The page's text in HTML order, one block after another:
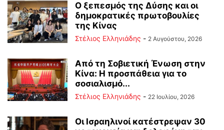
Ο ξεπεσμός της Δύσης και οι
δημοκρατικές πρωτοβουλίες
της Κίνας
Στέλιος Ελληνιάδης - 2 Αυγούστου, 2026
Από τη Σοβιετική Ένωση στην
Κίνα: Η προσπάθεια για το
σοσιαλισμό...
Στέλιος Ελληνιάδης - 22 Ιουλίου, 2026
Οι Ισραηλινοί κατέστρεψαν 30